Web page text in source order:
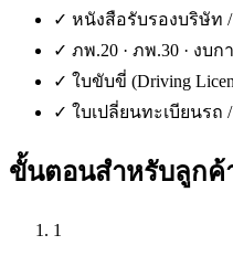
✓ หนังสือรับรองบริษัท /
✓ ภพ.20 · ภพ.30 · งบก
✓ ใบขับขี่ (Driving
✓ ใบเปลี่ยนทะเบียนร
ขั้นตอนสำหรับลูกค้
1